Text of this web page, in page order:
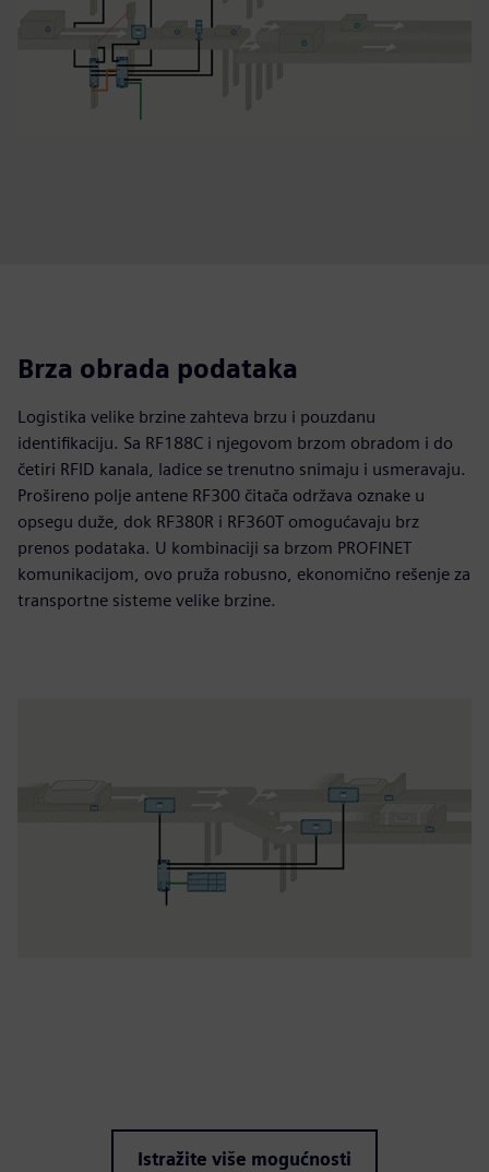
Brza obrada podataka
Logistika velike brzine zahteva brzu i pouzdanu
identifikaciju. Sa RF188C i njegovom brzom obradom i do
četiri RFID kanala, ladice se trenutno snimaju i usmeravaju.
Prošireno polje antene RF300 čitača održava oznake u
opsegu duže, dok RF380R i RF360T omogućavaju brz
prenos podataka. U kombinaciji sa brzom PROFINET
komunikacijom, ovo pruža robusno, ekonomično rešenje za
transportne sisteme velike brzine.
Istražite više mogućnosti